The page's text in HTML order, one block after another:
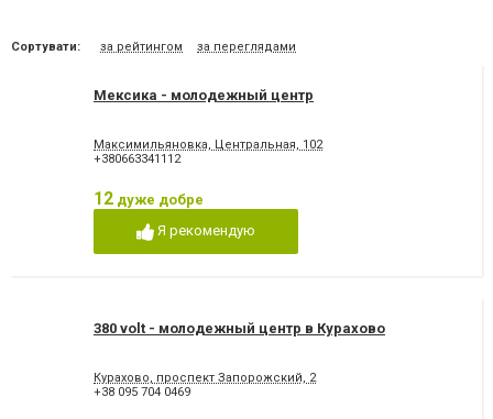
Сортувати: за рейтингом за переглядами
Мексика - молодежный центр
Максимильяновка, Центральная, 102
+380663341112
12 дуже добре
Я рекомендую
380 volt - молодежный центр в Курахово
Курахово, проспект Запорожский, 2
+38 095 704 0469